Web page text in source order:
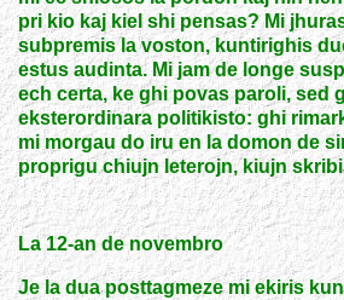
pri kio kaj kiel shi pensas? Mi
subpremis la voston, kuntirighis
estus audinta. Mi jam de longe
ech certa, ke ghi povas paroli, sed
eksterordinara politikisto: ghi
mi morgau do iru en la domon de
proprigu chiujn leterojn, kiujn
La 12-an de novembro
Je la dua posttagmeze mi ekiris